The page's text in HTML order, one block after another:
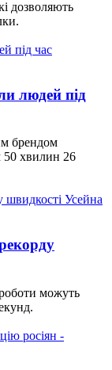
дозволяють
людей під
брендом
50 хвилин 26
можуть